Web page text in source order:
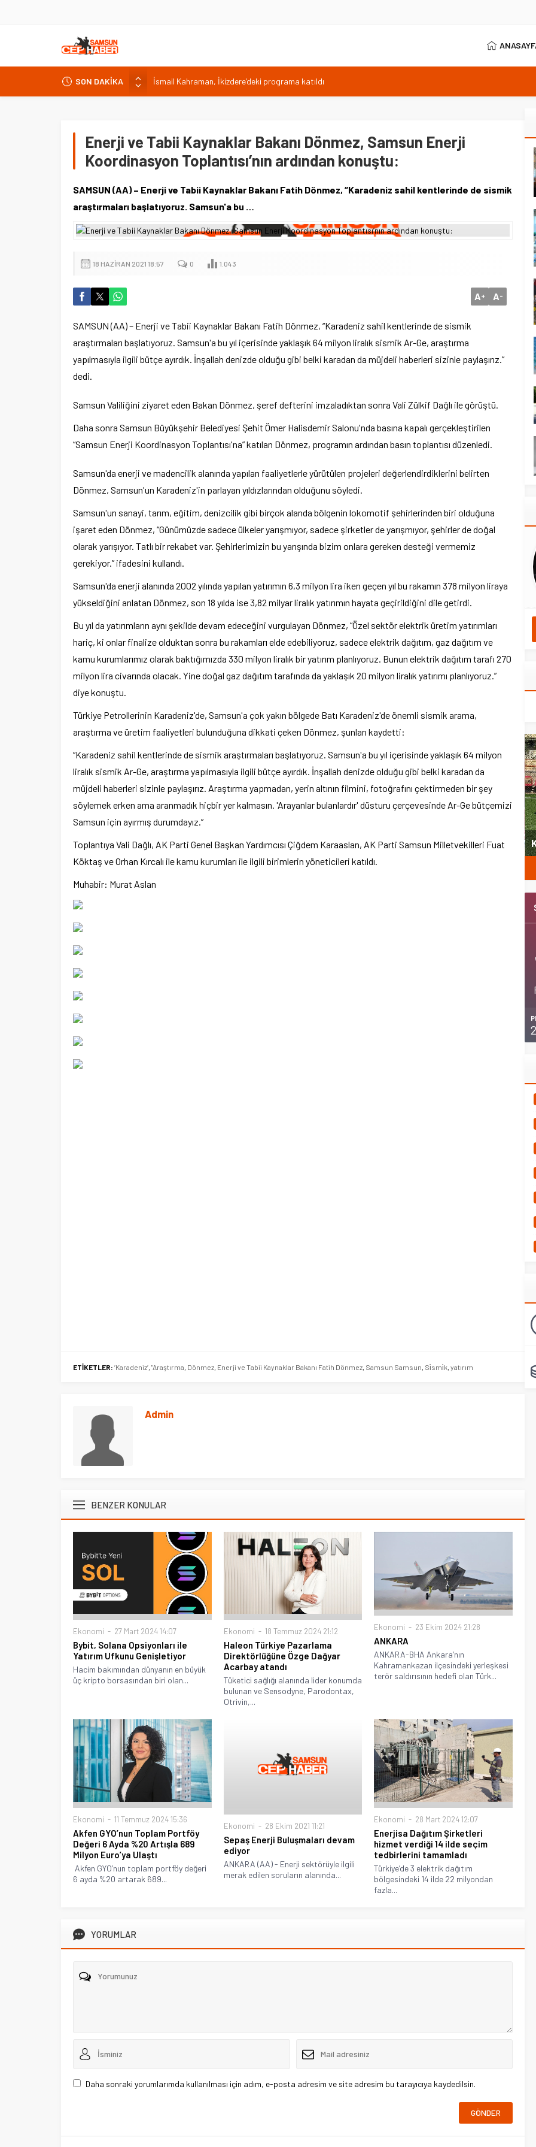
SON DAKİKA
İsmail Kahraman, İkizdere’deki programa katıldı
Malatya Havalimanı Eylülde Açılıyor, Kuzey Çevre Yolu Ekimde
Isparta’da bisiklet kupası heyecanı 371 sporcuyla sürüyor
Enerji ve Tabii Kaynaklar Bakanı Dönmez, Samsun Enerji
Koordinasyon Toplantısı’nın ardından konuştu:
SAMSUN (AA) – Enerji ve Tabii Kaynaklar Bakanı Fatih Dönmez, “Karadeniz sahil kentlerinde de sismik
araştırmaları başlatıyoruz. Samsun'a bu …
18 HAZIRAN 2021 18:57 0 1.043
A+ A-
SAMSUN (AA) – Enerji ve Tabii Kaynaklar Bakanı Fatih Dönmez, “Karadeniz sahil kentlerinde de sismik
araştırmaları başlatıyoruz. Samsun'a bu yıl içerisinde yaklaşık 64 milyon liralık sismik Ar-Ge, araştırma
yapılmasıyla ilgili bütçe ayırdık. İnşallah denizde olduğu gibi belki karadan da müjdeli haberleri sizinle paylaşırız.”
dedi.
Samsun Valiliğini ziyaret eden Bakan Dönmez, şeref defterini imzaladıktan sonra Vali Zülkif Dağlı ile görüştü.
Daha sonra Samsun Büyükşehir Belediyesi Şehit Ömer Halisdemir Salonu'nda basına kapalı gerçekleştirilen
“Samsun Enerji Koordinasyon Toplantısı'na” katılan Dönmez, programın ardından basın toplantısı düzenledi.
Samsun'da enerji ve madencilik alanında yapılan faaliyetlerle yürütülen projeleri değerlendirdiklerini belirten
Dönmez, Samsun'un Karadeniz'in parlayan yıldızlarından olduğunu söyledi.
Samsun'un sanayi, tarım, eğitim, denizcilik gibi birçok alanda bölgenin lokomotif şehirlerinden biri olduğuna
işaret eden Dönmez, “Günümüzde sadece ülkeler yarışmıyor, sadece şirketler de yarışmıyor, şehirler de doğal
olarak yarışıyor. Tatlı bir rekabet var. Şehirlerimizin bu yarışında bizim onlara gereken desteği vermemiz
gerekiyor.” ifadesini kullandı.
Samsun'da enerji alanında 2002 yılında yapılan yatırımın 6,3 milyon lira iken geçen yıl bu rakamın 378 milyon liraya
yükseldiğini anlatan Dönmez, son 18 yılda ise 3,82 milyar liralık yatırımın hayata geçirildiğini dile getirdi.
Bu yıl da yatırımların aynı şekilde devam edeceğini vurgulayan Dönmez, “Özel sektör elektrik üretim yatırımları
hariç, ki onlar finalize olduktan sonra bu rakamları elde edebiliyoruz, sadece elektrik dağıtım, gaz dağıtım ve
kamu kurumlarımız olarak baktığımızda 330 milyon liralık bir yatırım planlıyoruz. Bunun elektrik dağıtım tarafı 270
milyon lira civarında olacak. Yine doğal gaz dağıtım tarafında da yaklaşık 20 milyon liralık yatırımı planlıyoruz.”
diye konuştu.
Türkiye Petrollerinin Karadeniz'de, Samsun'a çok yakın bölgede Batı Karadeniz'de önemli sismik arama,
araştırma ve üretim faaliyetleri bulunduğuna dikkati çeken Dönmez, şunları kaydetti:
“Karadeniz sahil kentlerinde de sismik araştırmaları başlatıyoruz. Samsun'a bu yıl içerisinde yaklaşık 64 milyon
liralık sismik Ar-Ge, araştırma yapılmasıyla ilgili bütçe ayırdık. İnşallah denizde olduğu gibi belki karadan da
müjdeli haberleri sizinle paylaşırız. Araştırma yapmadan, yerin altının filmini, fotoğrafını çektirmeden bir şey
söylemek erken ama aranmadık hiçbir yer kalmasın. 'Arayanlar bulanlardır' düsturu çerçevesinde Ar-Ge bütçemizi
Samsun için ayırmış durumdayız.”
Toplantıya Vali Dağlı, AK Parti Genel Başkan Yardımcısı Çiğdem Karaaslan, AK Parti Samsun Milletvekilleri Fuat
Köktaş ve Orhan Kırcalı ile kamu kurumları ile ilgili birimlerin yöneticileri katıldı.
Muhabir: Murat Aslan
ETİKETLER: ’Karadeniz’, "Araştırma, Dönmez, Enerji ve Tabii Kaynaklar Bakanı Fatih Dönmez, Samsun Samsun, Si̇smi̇k, yatırım
Admin
BENZER KONULAR
Ekonomi 27 Mart 2024 14:07
Bybit, Solana Opsiyonları ile
Yatırım Ufkunu Genişletiyor
Hacim bakımından dünyanın en büyük
üç kripto borsasından biri olan...
Ekonomi 18 Temmuz 2024 21:12
Haleon Türkiye Pazarlama
Direktörlüğüne Özge Dağyar
Acarbay atandı
Tüketici sağlığı alanında lider konumda
bulunan ve Sensodyne, Parodontax,
Otrivin,...
Ekonomi 23 Ekim 2024 21:28
ANKARA
ANKARA-BHA Ankara’nın
Kahramankazan ilçesindeki yerleşkesi
terör saldırısının hedefi olan Türk...
Ekonomi 11 Temmuz 2024 15:36
Akfen GYO’nun Toplam Portföy
Değeri 6 Ayda %20 Artışla 689
Milyon Euro’ya Ulaştı
Akfen GYO’nun toplam portföy değeri
6 ayda %20 artarak 689...
Ekonomi 28 Ekim 2021 11:21
Sepaş Enerji Buluşmaları devam
ediyor
ANKARA (AA) - Enerji sektörüyle ilgili
merak edilen soruların alanında...
Ekonomi 28 Mart 2024 12:07
Enerjisa Dağıtım Şirketleri
hizmet verdiği 14 ilde seçim
tedbirlerini tamamladı
Türkiye’de 3 elektrik dağıtım
bölgesindeki 14 ilde 22 milyondan
fazla...
YORUMLAR
Daha sonraki yorumlarımda kullanılması için adım, e-posta adresim ve site adresim bu tarayıcıya kaydedilsin.
Ege Üniversitesi Spor Kulübüne yeni
merkez tahsis edildi
Şubat’ta spor ve heyecan var